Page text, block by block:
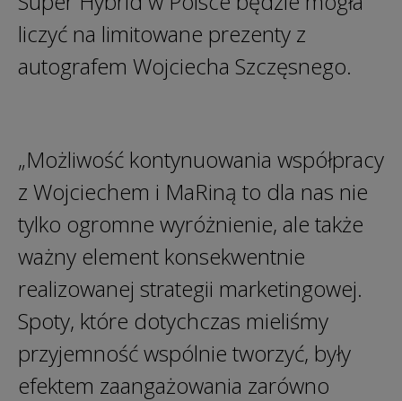
liczyć na limitowane prezenty z
autografem Wojciecha Szczęsnego.
„Możliwość kontynuowania współpracy
z Wojciechem i MaRiną to dla nas nie
tylko ogromne wyróżnienie, ale także
ważny element konsekwentnie
realizowanej strategii marketingowej.
Spoty, które dotychczas mieliśmy
przyjemność wspólnie tworzyć, były
efektem zaangażowania zarówno